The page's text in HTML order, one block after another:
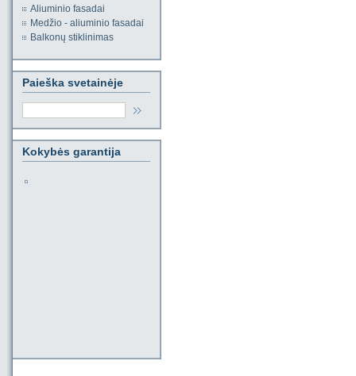
Aliuminio fasadai
Medžio - aliuminio fasadai
Balkonų stiklinimas
Paieška svetainėje
Kokybės garantija